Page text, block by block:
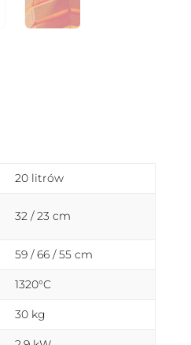
20 litrów
32 / 23 cm
59 / 66 / 55 cm
1320°C
30 kg